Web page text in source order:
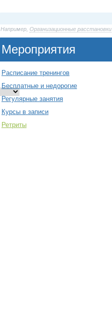
Например, Организационные расстановки
Мероприятия
Расписание тренингов
Бесплатные и недорогие
Регулярные занятия
Курсы в записи
Ретриты